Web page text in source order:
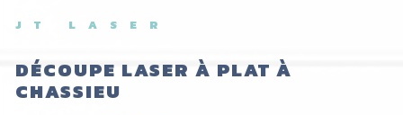
JT LASER
DÉCOUPE LASER À PLAT À
CHASSIEU